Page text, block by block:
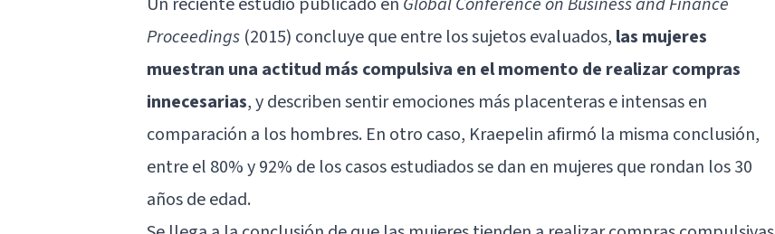
Proceedings (2015) concluye que entre los sujetos evaluados, las mujeres
muestran una actitud más compulsiva en el momento de realizar compras
innecesarias, y describen sentir emociones más placenteras e intensas en
comparación a los hombres. En otro caso, Kraepelin afirmó la misma conclusión,
entre el 80% y 92% de los casos estudiados se dan en mujeres que rondan los 30
años de edad.